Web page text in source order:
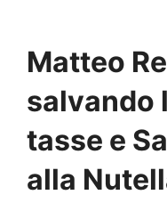
Matteo
salvando
tasse e
alla